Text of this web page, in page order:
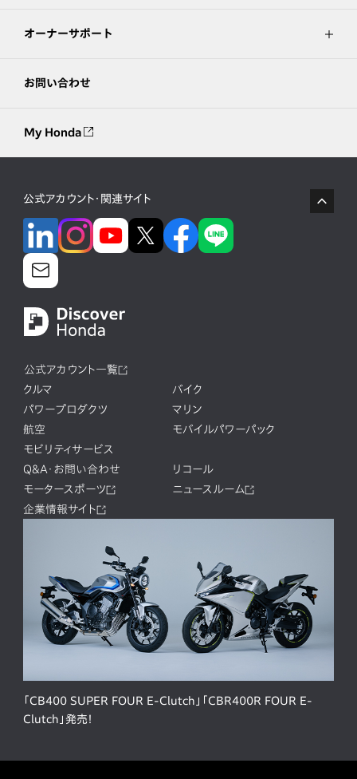
オーナーサポート
お問い合わせ
My Honda
公式アカウント・関連サイト
公式アカウント一覧
クルマ
バイク
パワープロダクツ
マリン
航空
モバイルパワーパック
モビリティサービス
Q&A・お問い合わせ
リコール
モータースポーツ
ニュースルーム
企業情報サイト
「CB400 SUPER FOUR E-Clutch」「CBR400R FOUR E-
Clutch」発売！